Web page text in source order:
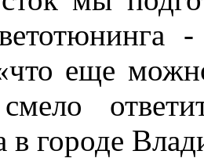
еще
в городе